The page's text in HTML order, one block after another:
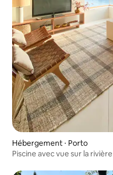
Hébergement ⋅ Porto
Piscine avec vue sur la